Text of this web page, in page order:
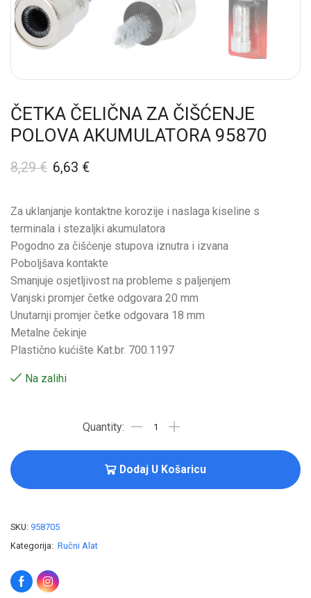
ČETKA ČELIČNA ZA ČIŠĆENJE
POLOVA AKUMULATORA 95870
8,29€ 6,63 €
Za uklanjanje kontaktne korozije i naslaga kiseline s
terminala i stezaljki akumulatora
Pogodno za čišćenje stupova iznutra i izvana
Poboljšava kontakte
Smanjuje osjetljivost na probleme s paljenjem
Vanjski promjer četke odgovara 20 mm
Unutarnji promjer četke odgovara 18 mm
Metalne čekinje
Plastično kućište Kat.br. 700.1197
Na zalihi
Dodaj U Košaricu
SKU: 958705
Kategorija: Ručni Alat